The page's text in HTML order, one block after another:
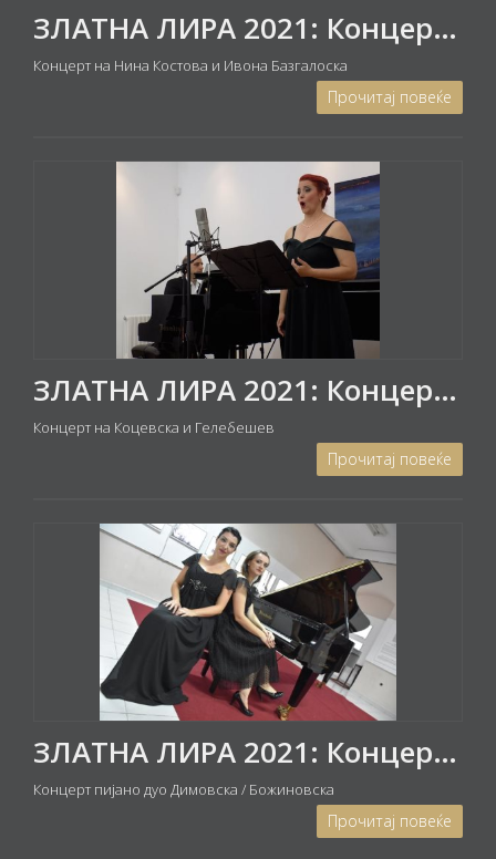
ЗЛАТНА ЛИРА 2021: Концерт на пијано дуо Нина Костова и Ивона Базгалоска
Концерт на Нина Костова и Ивона Базгалоска
Прочитај повеќе
ЗЛАТНА ЛИРА 2021: Концерт на Александра Коцевска - мецосопран и Глигор Гелебешев - пијано
Концерт на Коцевска и Гелебешев
Прочитај повеќе
ЗЛАТНА ЛИРА 2021: Концерт на пијано дуо Билјана Димовска и Татјана Божиновска
Концерт пијано дуо Димовска / Божиновска
Прочитај повеќе